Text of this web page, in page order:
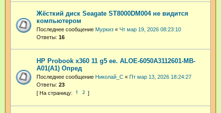
Жёсткий диск Seagate ST8000DM004 не видится
компьютером
Последнее сообщение Муркиз « Чт мар 19, 2026 08:23:10
Ответы: 16
HP Probook x360 11 g5 ee. ALOE-6050A3112601-MB-
A01(A1) Опред
Последнее сообщение Николай_С « Пт мар 13, 2026 18:24:27
Ответы: 23
1 2